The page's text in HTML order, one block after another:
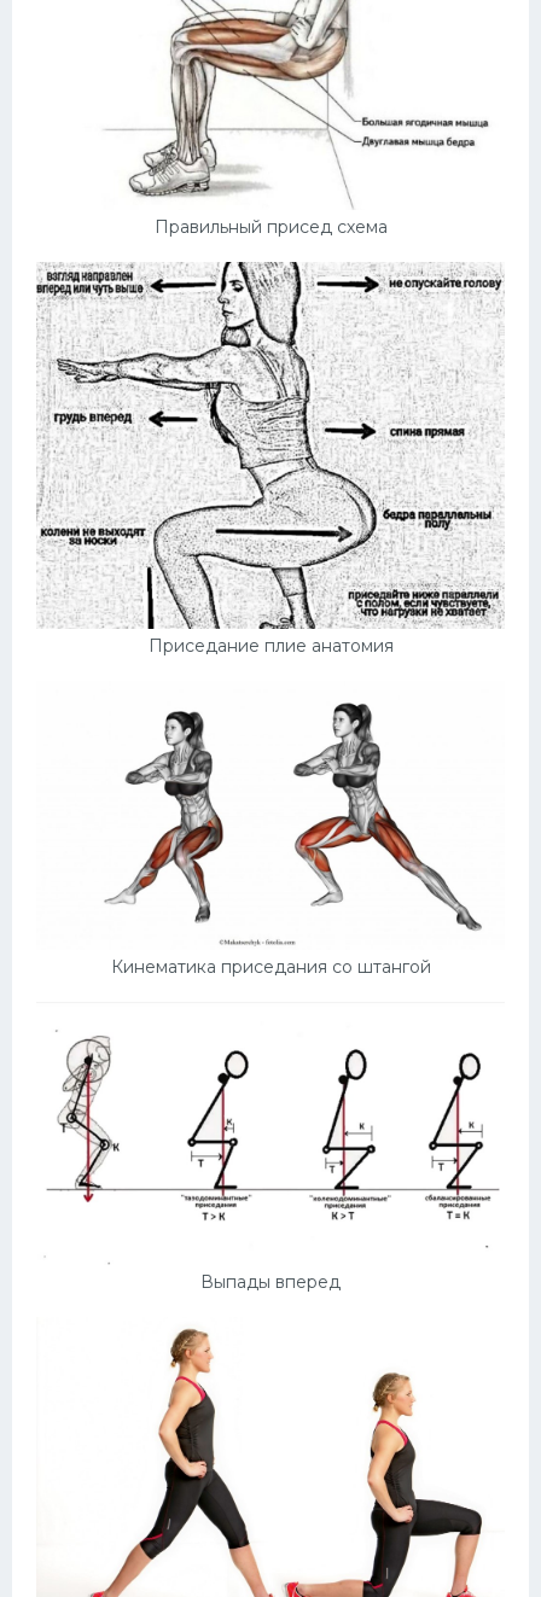
Правильный присед схема
Приседание плие анатомия
Кинематика приседания со штангой
Выпады вперед